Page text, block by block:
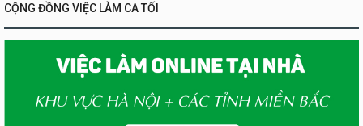
CỘNG ĐỒNG VIỆC LÀM CA TỐI